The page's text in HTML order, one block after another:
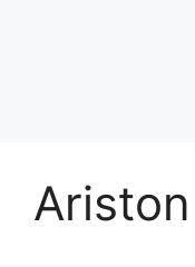
Ariston